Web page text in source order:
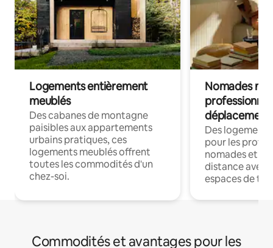
Logements entièrement
meublés
Des cabanes de montagne
paisibles aux appartements
urbains pratiques, ces
logements meublés offrent
toutes les commodités d'un
chez-soi.
Nomades
déplacement
Des
pour les
nomades et
distance avec
espaces de
Commodités et avantages pour les